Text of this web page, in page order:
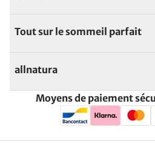
Tout sur le sommeil parfait
allnatura
Moyens de paiement